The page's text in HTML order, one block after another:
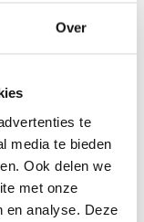
Over
te
media te bieden
Ook delen we
met onze
en analyse. Deze